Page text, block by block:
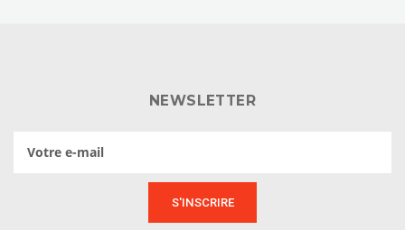
NEWSLETTER